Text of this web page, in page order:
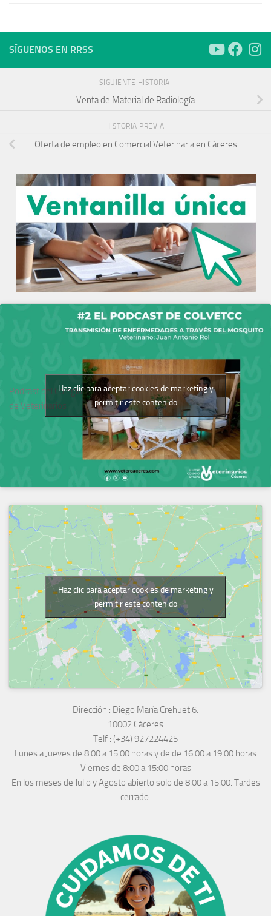
SÍGUENOS EN RRSS
SIGUIENTE HISTORIA
Venta de Material de Radiología
HISTORIA PREVIA
Oferta de empleo en Comercial Veterinaria en Cáceres
Podcast del Colegio
de Veterinarios
Haz clic para aceptar cookies de marketing y
permitir este contenido
Haz clic para aceptar cookies de marketing y
permitir este contenido
Dirección : Diego María Crehuet 6.
10002 Cáceres
Telf : (+34) 927224425
Lunes a Jueves de 8:00 a 15:00 horas y de de 16:00 a 19:00 horas
Viernes de 8:00 a 15:00 horas
En los meses de Julio y Agosto abierto solo de 8:00 a 15:00. Tardes
cerrado.